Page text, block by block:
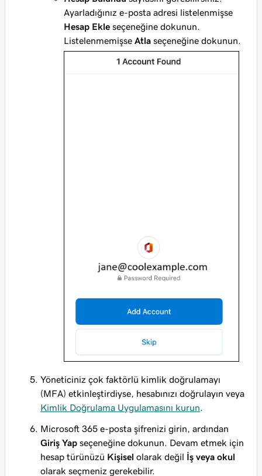
Ayarladığınız e-posta adresi listelenmişse
Hesap Ekle seçeneğine dokunun.
Listelenmemişse Atla seçeneğine dokunun.
Yöneticiniz çok faktörlü kimlik doğrulamayı
(MFA) etkinleştirdiyse, hesabınızı doğrulayın veya
Kimlik Doğrulama Uygulamasını kurun
Microsoft 365 e-posta şifrenizi girin, ardından
Giriş Yap seçeneğine dokunun. Devam etmek için
hesap türünüzü Kişisel olarak değil İş veya okul
olarak seçmeniz gerekebilir.